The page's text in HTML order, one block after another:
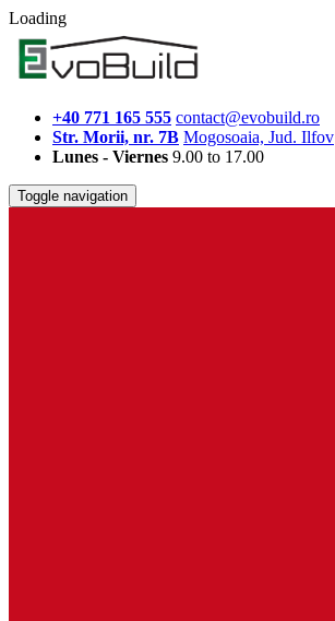
Loading
+40 771 165 555 contact@evobuild.ro
Str. Morii, nr. 7B Mogosoaia, Jud. Ilfov
Lunes - Viernes 9.00 to 17.00
Toggle navigation